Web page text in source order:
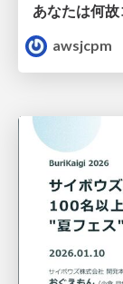
あなたは何
awsjcpm